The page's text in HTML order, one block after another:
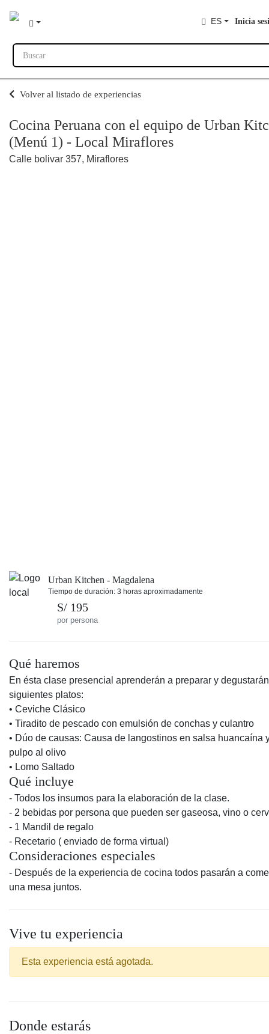
ES Inicia
Buscar
Volver al listado de experiencias
Cocina Peruana con el equipo de Urban
(Menú 1) - Local Miraflores
Calle bolivar 357, Miraflores
Urban Kitchen - Magdalena
Tiempo de duración: 3 horas aproximadamente
S/ 195
por persona
Qué haremos
En ésta clase presencial aprenderán a preparar y
siguientes platos:
• Ceviche Clásico
• Tiradito de pescado con emulsión de conchas y culantro
• Dúo de causas: Causa de langostinos en salsa huancaína
pulpo al olivo
• Lomo Saltado
Qué incluye
- Todos los insumos para la elaboración de la clase.
- 2 bebidas por persona que pueden ser gaseosa, vino o
- 1 Mandil de regalo
- Recetario ( enviado de forma virtual)
Consideraciones especiales
- Después de la experiencia de cocina todos pasarán a
una mesa juntos.
Vive tu experiencia
Esta experiencia está agotada.
Donde estarás